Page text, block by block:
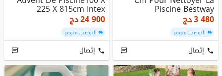
Piscine Bestway
3 480دج
التوصيل متوفر
إتصال
225 X 815cm Intex
24 900دج
التوصيل متوفر
إتصال